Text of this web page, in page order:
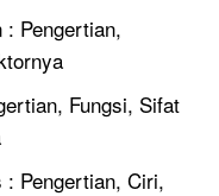
Pengertian,
Fungsi, Sifat
: Pengertian, Ciri,